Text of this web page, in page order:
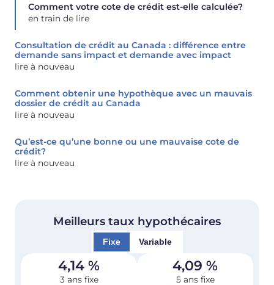
Comment votre cote de crédit est-elle calculée?
en train de lire
Consultation de crédit au Canada : différence entre
demande sans impact et demande avec impact
lire à nouveau
Comment obtenir une hypothèque avec un mauvais
dossier de crédit au Canada
lire à nouveau
Qu’est-ce qu’une bonne ou une mauvaise cote de
crédit?
lire à nouveau
Meilleurs taux hypothécaires
Fixe Variable
4,14 %
3 ans fixe
4,09 %
5 ans fixe